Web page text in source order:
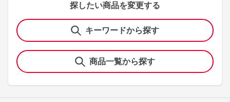
探したい商品を変更する
キーワードから探す
商品一覧から探す